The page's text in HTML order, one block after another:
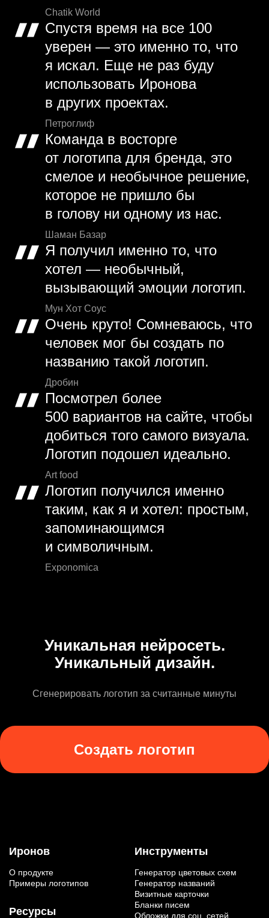
Chatik World
Спустя время на все 100
уверен — это именно то, что
я искал. Еще не раз буду
использовать Иронова
в других проектах.
Петроглиф
Команда в восторге
от логотипа для бренда, это
смелое и необычное решение,
которое не пришло бы
в голову ни одному из нас.
Шаман Базар
Я получил именно то, что
хотел — необычный,
вызывающий эмоции логотип.
Мун Хот Соус
Очень круто! Сомневаюсь, что
человек мог бы создать по
названию такой логотип.
Дробин
Посмотрел более
500 вариантов на сайте, чтобы
добиться того самого визуала.
Логотип подошел идеально.
Art food
Логотип получился именно
таким, как я и хотел: простым,
запоминающимся
и символичным.
Exponomica
Уникальная нейросеть.
Уникальный дизайн.
Сгенерировать логотип за считанные минуты
Создать логотип
Иронов
О продукте
Примеры логотипов
Ресурсы
Инструменты
Генератор цветовых схем
Генератор названий
Визитные карточки
Бланки писем
Обложки для соц. сетей